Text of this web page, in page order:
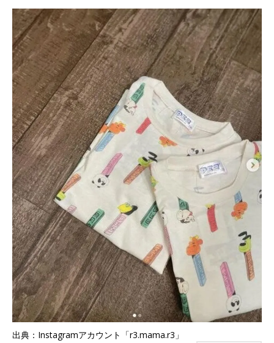
出典：Instagramアカウント「r3.mama.r3」